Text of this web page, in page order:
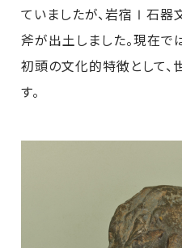
ていましたが、岩宿Ⅰ石器
斧が出土しました。現在
初頭の文化的特徴として
す。